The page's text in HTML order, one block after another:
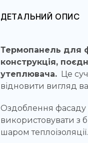
ДЕТАЛЬНИЙ ОПИС
Термопанель для
конструкція,
утеплювача.Це
відновити вигляд
Оздоблення
використовувати з
шаром теплоізоляції.